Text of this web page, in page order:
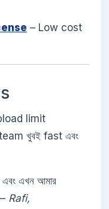
– Low cost
limit
খুবই fast এবং
এখন আমার
Rafi,